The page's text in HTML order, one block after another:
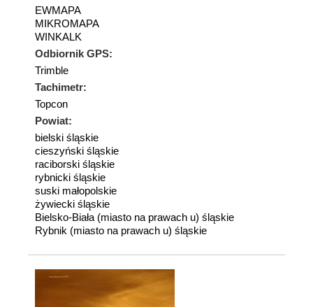
EWMAPA
MIKROMAPA
WINKALK
Odbiornik GPS:
Trimble
Tachimetr:
Topcon
Powiat:
bielski śląskie
cieszyński śląskie
raciborski śląskie
rybnicki śląskie
suski małopolskie
żywiecki śląskie
Bielsko-Biała (miasto na prawach u) śląskie
Rybnik (miasto na prawach u) śląskie